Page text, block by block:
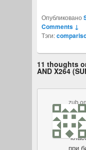
Опубликовано
Comments ↓
Тэги:
11 thoughts
AND X264
zubon
PM
А
при